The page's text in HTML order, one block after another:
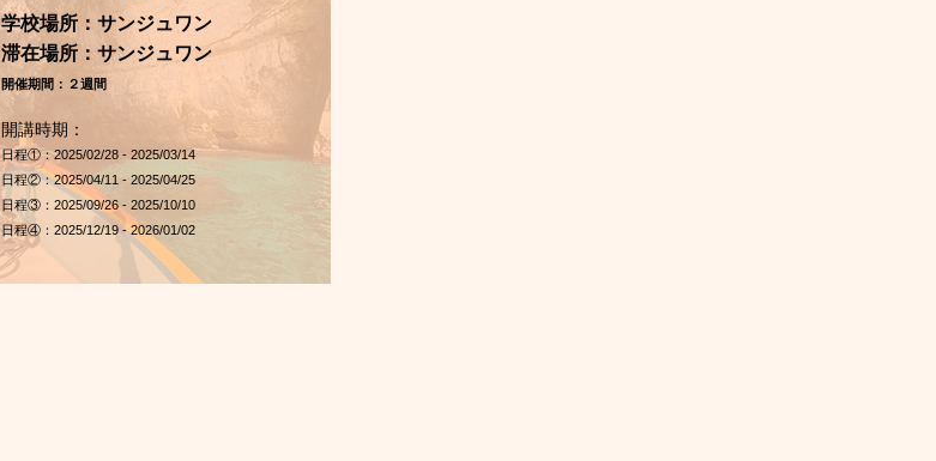
​学校場所：サンジュワン
​滞在場所：サンジュワン
開催期間：２週間
開講時期：
日程①：2025/02/28 - 2025/03/14
日程②：2025/04/11 - 2025/04/25
日程③：2025/09/26 - 2025/10/10
​日程④：2025/12/19 - 2026/01/02